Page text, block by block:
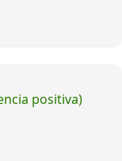
positiva)